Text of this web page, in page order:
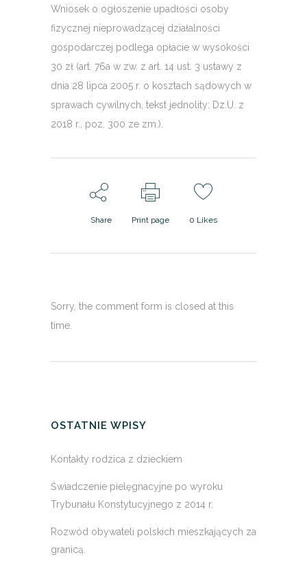
Wniosek o ogłoszenie upadłości osoby
fizycznej nieprowadzącej działalności
gospodarczej podlega opłacie w wysokości
30 zł (art. 76a w zw. z art. 14 ust. 3 ustawy z
dnia 28 lipca 2005 r. o kosztach sądowych w
sprawach cywilnych, tekst jednolity: Dz.U. z
2018 r., poz. 300 ze zm.).
Share Print page 0 Likes
Sorry, the comment form is closed at this
time.
OSTATNIE WPISY
Kontakty rodzica z dzieckiem
Świadczenie pielęgnacyjne po wyroku
Trybunału Konstytucyjnego z 2014 r.
Rozwód obywateli polskich mieszkających za
granicą.